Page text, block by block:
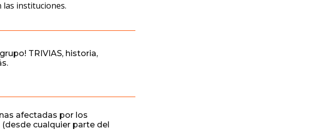
instituciones.
TRIVIAS, historia,
afectadas por los
cualquier parte del